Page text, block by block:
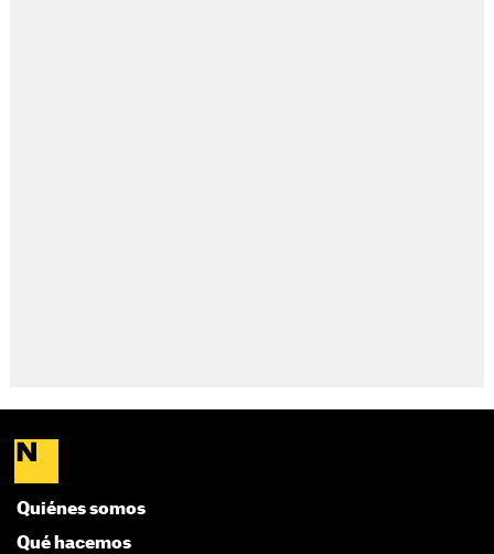
Quiénes somos
Qué hacemos